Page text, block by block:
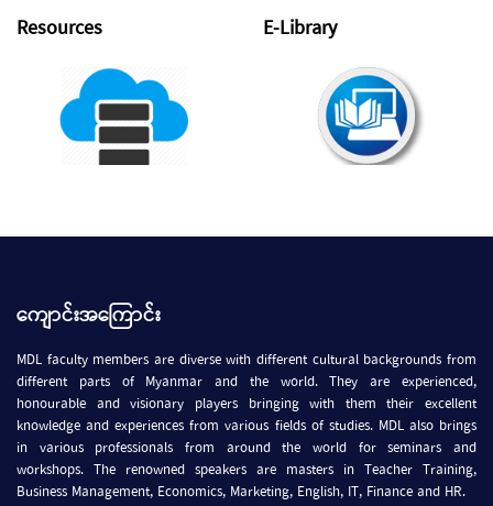
Resources E-Library
ကျောင်းအကြောင်း
MDL faculty members are diverse with different cultural backgrounds from
different parts of Myanmar and the world. They are experienced,
honourable and visionary players bringing with them their excellent
knowledge and experiences from various fields of studies. MDL also brings
in various professionals from around the world for seminars and
workshops. The renowned speakers are masters in Teacher Training,
Business Management, Economics, Marketing, English, IT, Finance and HR.